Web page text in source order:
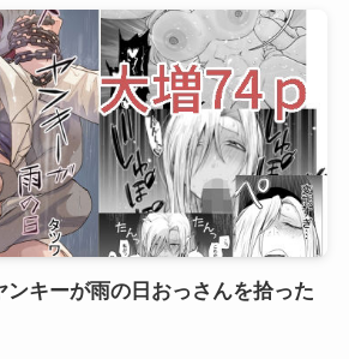
ンキーが雨の日おっさんを拾った